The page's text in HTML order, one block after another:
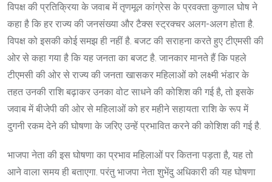
विपक्ष की प्रतिक्रिया के जवाब में तृणमूल कांग्रेस के प्रवक्ता कुणाल घोष ने
कहा है कि हर राज्य की जनसंख्या और टैक्स स्ट्रक्चर अलग-अलग होता है.
विपक्ष को इसकी कोई समझ ही नहीं है. बजट की सराहना करते हुए टीएमसी की
ओर से कहा गया है कि यह जनता का बजट है. जानकार मानते हैं कि पहले
टीएमसी की ओर से राज्य की जनता खासकर महिलाओं को लक्ष्मी भंडार के
तहत उनकी राशि बढ़ाकर उनका वोट साधने की कोशिश की गई है, तो इसके
जवाब में बीजेपी की ओर से महिलाओं को हर महीने सहायता राशि के रूप में
दुगनी रकम देने की घोषणा के जरिए उन्हें प्रभावित करने की कोशिश की गई है.
भाजपा नेता की इस घोषणा का प्रभाव महिलाओं पर कितना पड़ता है, यह तो
आने वाला समय ही बताएगा. परंतु भाजपा नेता शुभेंदु अधिकारी की यह घोषणा